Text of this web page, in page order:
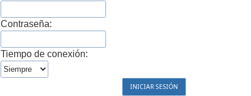
Contraseña:
Tiempo de conexión: